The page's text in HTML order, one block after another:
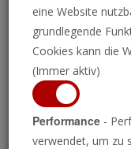
eine Website
grundlegende
Cookies kann die
(Immer aktiv)
Performance -
verwendet, um zu